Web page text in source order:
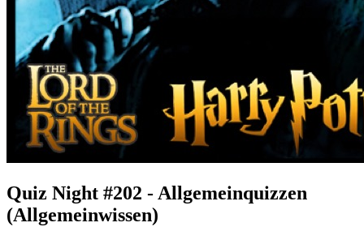
Quiz Night #202 - Allgemeinquizzen
(Allgemeinwissen)